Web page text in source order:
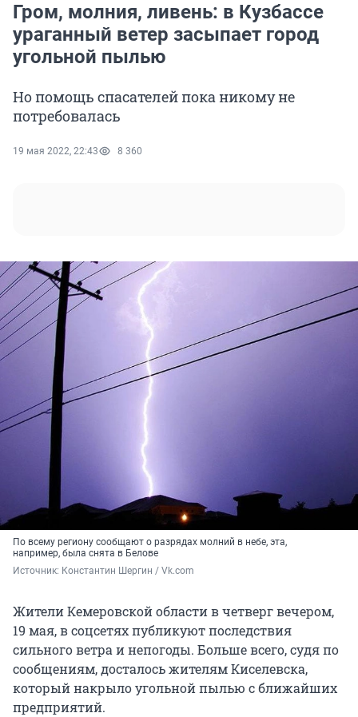
Гром, молния, ливень: в Кузбассе
ураганный ветер засыпает город
угольной пылью
Но помощь спасателей пока никому не
потребовалась
19 мая 2022, 22:43 8 360
По всему региону сообщают о разрядах молний в небе, эта,
например, была снята в Белове
Источник: Константин Шергин / Vk.com
Жители Кемеровской области в четверг вечером,
19 мая, в соцсетях публикуют последствия
сильного ветра и непогоды. Больше всего, судя по
сообщениям, досталось жителям Киселевска,
который накрыло угольной пылью с ближайших
предприятий.